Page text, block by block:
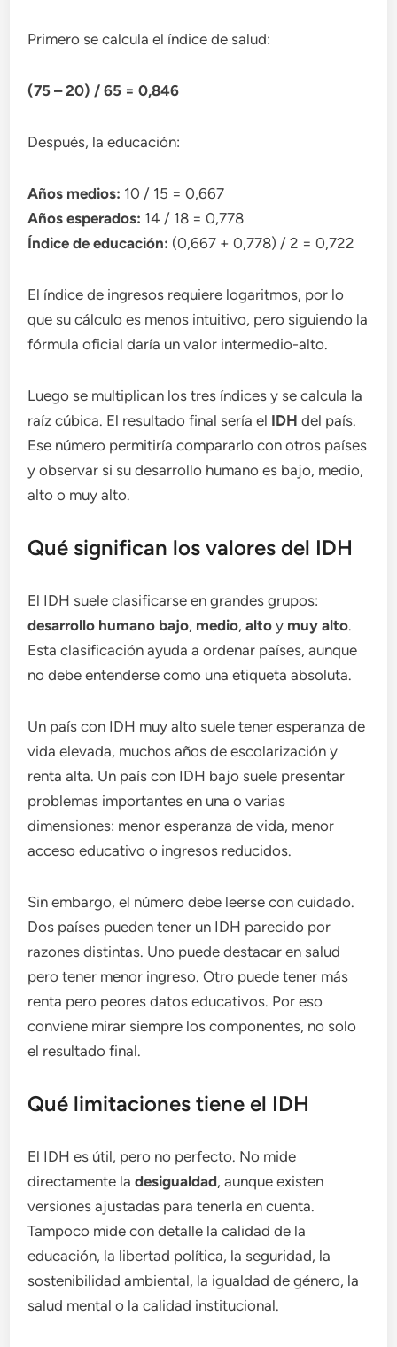
Primero se calcula el índice de salud:
(75 – 20) / 65 = 0,846
Después, la educación:
Años medios: 10 / 15 = 0,667
Años esperados: 14 / 18 = 0,778
Índice de educación: (0,667 + 0,778) / 2 = 0,722
El índice de ingresos requiere logaritmos, por lo
que su cálculo es menos intuitivo, pero siguiendo la
fórmula oficial daría un valor intermedio-alto.
Luego se multiplican los tres índices y se calcula la
raíz cúbica. El resultado final sería el IDH del país.
Ese número permitiría compararlo con otros países
y observar si su desarrollo humano es bajo, medio,
alto o muy alto.
Qué significan los valores del IDH
El IDH suele clasificarse en grandes grupos:
desarrollo humano bajo, medio,alto y muy alto.
Esta clasificación ayuda a ordenar países, aunque
no debe entenderse como una etiqueta absoluta.
Un país con IDH muy alto suele tener esperanza de
vida elevada, muchos años de escolarización y
renta alta. Un país con IDH bajo suele presentar
problemas importantes en una o varias
dimensiones: menor esperanza de vida, menor
acceso educativo o ingresos reducidos.
Sin embargo, el número debe leerse con cuidado.
Dos países pueden tener un IDH parecido por
razones distintas. Uno puede destacar en salud
pero tener menor ingreso. Otro puede tener más
renta pero peores datos educativos. Por eso
conviene mirar siempre los componentes, no solo
el resultado final.
Qué limitaciones tiene el IDH
El IDH es útil, pero no perfecto. No mide
directamente ladesigualdad, aunque existen
versiones ajustadas para tenerla en cuenta.
Tampoco mide con detalle la calidad de la
educación, la libertad política, la seguridad, la
sostenibilidad ambiental, la igualdad de género, la
salud mental o la calidad institucional.